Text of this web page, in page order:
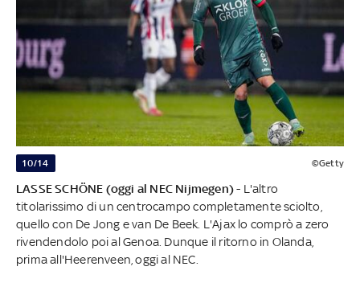
10/14 ©Getty
LASSE SCHÖNE (oggi al NEC Nijmegen)- L'altro
titolarissimo di un centrocampo completamente sciolto,
quello con De Jong e van De Beek. L'Ajax lo comprò a zero
rivendendolo poi al Genoa. Dunque il ritorno in Olanda,
prima all'Heerenveen, oggi al NEC.